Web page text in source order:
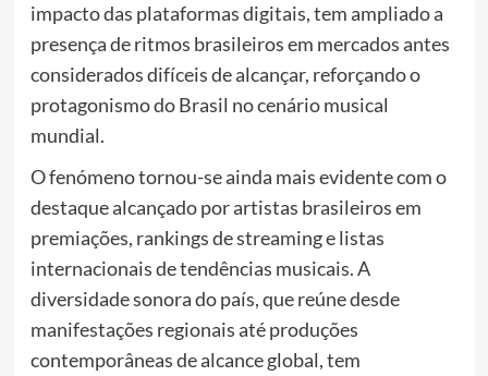
impacto das plataformas digitais, tem ampliado a
presença de ritmos brasileiros em mercados antes
considerados difíceis de alcançar, reforçando o
protagonismo do Brasil no cenário musical
mundial.
O fenómeno tornou-se ainda mais evidente com o
destaque alcançado por artistas brasileiros em
premiações, rankings de streaming e listas
internacionais de tendências musicais. A
diversidade sonora do país, que reúne desde
manifestações regionais até produções
contemporâneas de alcance global, tem